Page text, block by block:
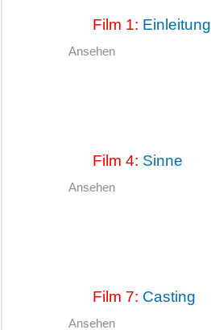
Film 1: Einleitung
Ansehen
Film 4: Sinne
Ansehen
Film 7: Casting
Ansehen